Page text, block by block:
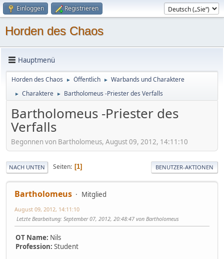
Einloggen Registrieren
Horden des Chaos
Hauptmenü
Horden des Chaos ► Öffentlich ► Warbands und Charaktere
► Charaktere ► Bartholomeus -Priester des Verfalls
Bartholomeus -Priester des
Verfalls
Begonnen von Bartholomeus, August 09, 2012, 14:11:10
NACH UNTEN Seiten 1 BENUTZER-AKTIONEN
Bartholomeus Mitglied
August 09, 2012, 14:11:10
Letzte Bearbeitung: September 07, 2012, 20:48:47 von Bartholomeus
OT Name: Nils
Profession: Student